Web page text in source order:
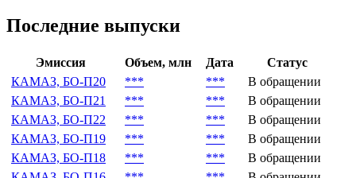
Последние выпуски
Эмиссия Объем, млн Дата
Статус
КАМАЗ, БО-П20
*** ***
В обращении
КАМАЗ, БО-П21
*** ***
В обращении
КАМАЗ, БО-П22
*** ***
В обращении
КАМАЗ, БО-П19
*** ***
В обращении
КАМАЗ, БО-П18
*** ***
В обращении